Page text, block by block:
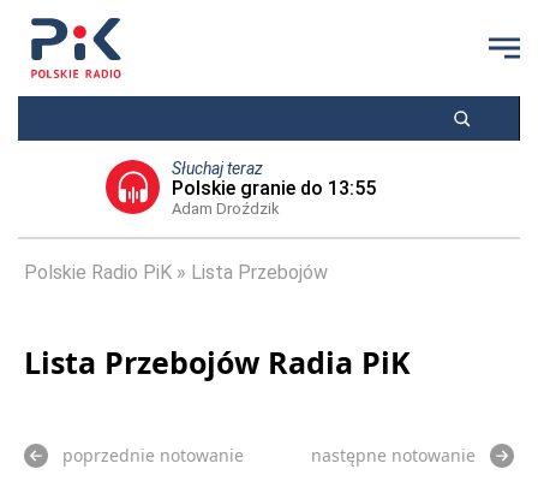
Słuchaj teraz
Polskie granie do 13:55
Adam Droździk
Polskie Radio PiK Lista Przebojów
Lista Przebojów Radia PiK
poprzednie notowanie następne notowanie